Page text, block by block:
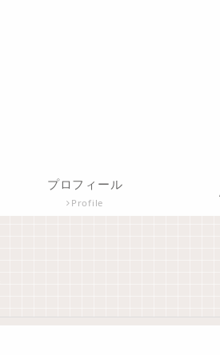
プロフィール
Profile